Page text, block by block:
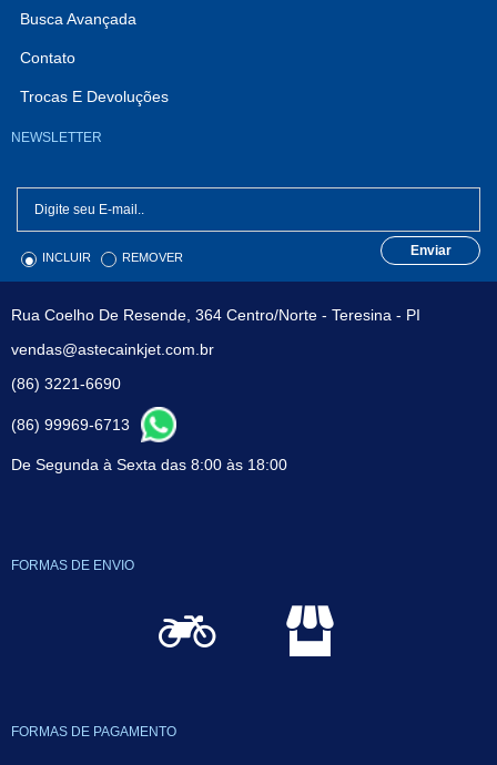
Busca Avançada
Contato
Trocas E Devoluções
NEWSLETTER
INCLUIR REMOVER Enviar
Rua Coelho De Resende, 364 Centro/Norte - Teresina - PI
vendas@astecainkjet.com.br
(86) 3221-6690
(86) 99969-6713
De Segunda à Sexta das 8:00 às 18:00
FORMAS DE ENVIO
FORMAS DE PAGAMENTO